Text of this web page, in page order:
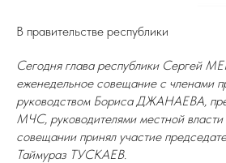
В правительстве республики
Сегодня глава республики Сергей
еженедельное совещание с членами
руководством Бориса ДЖАНАЕВА,
МЧС, руководителями местной
совещании принял участие
Таймураз ТУСКАЕВ.